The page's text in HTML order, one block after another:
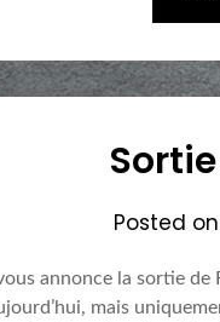
Posted on
annonce la sortie
mais